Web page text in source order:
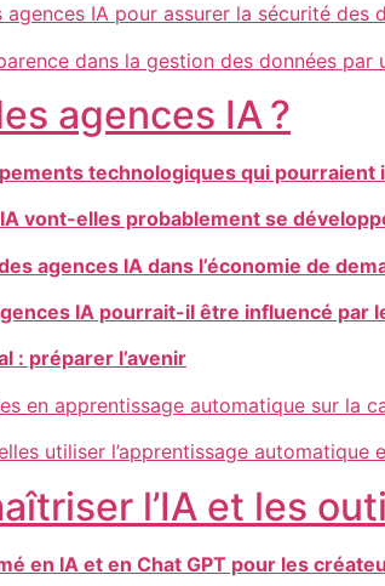
IA pour assurer la sécurité des
dans la gestion des données par
agences IA ?
technologiques qui pourraient
vont-elles probablement se
agences IA dans l’économie de
IA pourrait-il être influencé
: préparer l’avenir
en apprentissage automatique sur
utiliser l’apprentissage
l’IA et les
en IA et en Chat GPT pour les